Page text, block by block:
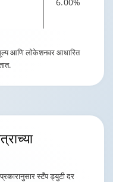
navigate to another
controls when
controls when
controls when
मूल्य आणि लोकेशनवर आधारित
स्टँप ड्युटी दर